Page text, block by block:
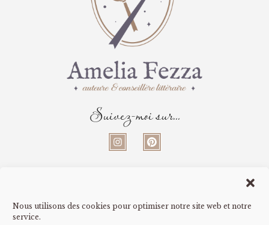
Nous utilisons des cookies pour optimiser notre site web et notre
service.
Suivez-moi sur...
À propos